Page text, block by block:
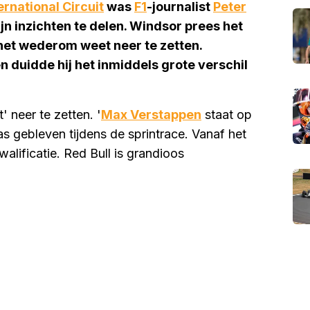
Circuitwas F1-journalist Peter
inzichten te delen. Windsor prees het
wederom weet neer te zetten.
duidde hij het inmiddels grote verschil
neer te zetten. 'Max Verstappen staat op
gebleven tijdens de sprintrace. Vanaf het
Red Bull is grandioos